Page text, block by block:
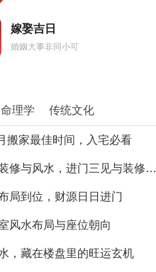
嫁娶吉日
婚姻大事非同小可
命理学 传统文化
搬家最佳时间，入宅必看
门厅过道装修与风水，进门三见与装修避坑指南
局到位，财源日日进门
风水布局与座位朝向
，藏在楼盘里的旺运玄机